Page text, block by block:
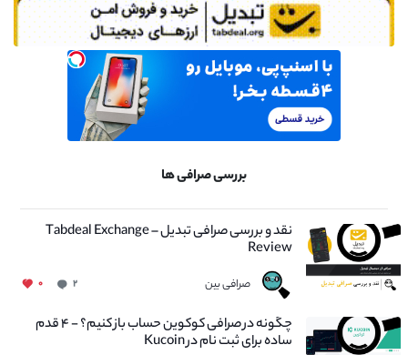
بررسی صرافی ها
نقد و بررسی صرافی تبدیل – Tabdeal Exchange
Review
صرافی بین ۲ ۰
چگونه در صرافی کوکوین حساب باز کنیم؟ - ۴ قدم
ساده برای ثبت نام در Kucoin